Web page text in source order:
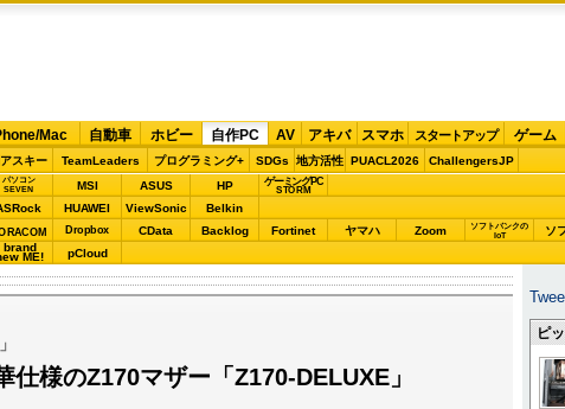
Mac 自動車 ホビー 自作PC AV アキバ スマホ スタートアップ ゲーム
スキー TeamLeaders プログラミング+ SDGs 地方活性 PUACL2026 ChallengersJP
パソコン
SEVEN
MSI ASUS HP ゲーミングPC
STORM
HUAWEI ViewSonic Belkin
Dropbox CData Backlog Fortinet ヤマハ Zoom
ソフトバンクの
IoT
ソ
brand
ME! pCloud
様のZ170マザー「Z170-DELUXE」
ピ